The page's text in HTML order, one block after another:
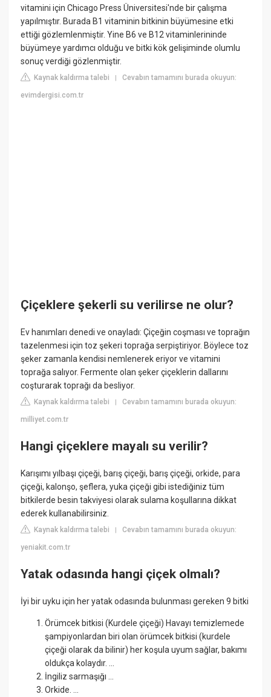
vitamini için Chicago Press Üniversitesi'nde bir çalışma
yapılmıştır. Burada B1 vitaminin bitkinin büyümesine etki
ettiği gözlemlenmiştir. Yine B6 ve B12 vitaminlerininde
büyümeye yardımcı olduğu ve bitki kök gelişiminde olumlu
sonuç verdiği gözlenmiştir.
Kaynak kaldırma talebi |Cevabın tamamını burada okuyun:
evimdergisi.com.tr
Çiçeklere şekerli su verilirse ne olur?
Ev hanımları denedi ve onayladı: Çiçeğin coşması ve toprağın
tazelenmesi için toz şekeri toprağa serpiştiriyor. Böylece toz
şeker zamanla kendisi nemlenerek eriyor ve vitamini
toprağa salıyor. Fermente olan şeker çiçeklerin dallarını
coşturarak toprağı da besliyor.
Kaynak kaldırma talebi |Cevabın tamamını burada okuyun:
milliyet.com.tr
Hangi çiçeklere mayalı su verilir?
Karışımı yılbaşı çiçeği, barış çiçeği, barış çiçeği, orkide, para
çiçeği, kalonşo, şeflera, yuka çiçeği gibi istediğiniz tüm
bitkilerde besin takviyesi olarak sulama koşullarına dikkat
ederek kullanabilirsiniz.
Kaynak kaldırma talebi |Cevabın tamamını burada okuyun:
yeniakit.com.tr
Yatak odasında hangi çiçek olmalı?
İyi bir uyku için her yatak odasında bulunması gereken 9 bitki
Örümcek bitkisi (Kurdele çiçeği) Havayı temizlemede
şampiyonlardan biri olan örümcek bitkisi (kurdele
çiçeği olarak da bilinir) her koşula uyum sağlar, bakımı
oldukça kolaydır. ...
İngiliz sarmaşığı ...
Orkide. ...